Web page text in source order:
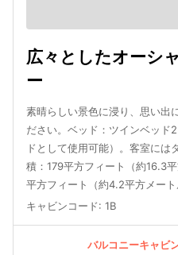
広々としたオーシ
ー
素晴らしい景色に浸り、思い出
ださい。ベッド：ツインベッド
ドとして使用可能）。客室には
積：179平方フィート（約16.3
平方フィート（約4.2平方メート
キャビンコード: 1B
バルコニーキャビ